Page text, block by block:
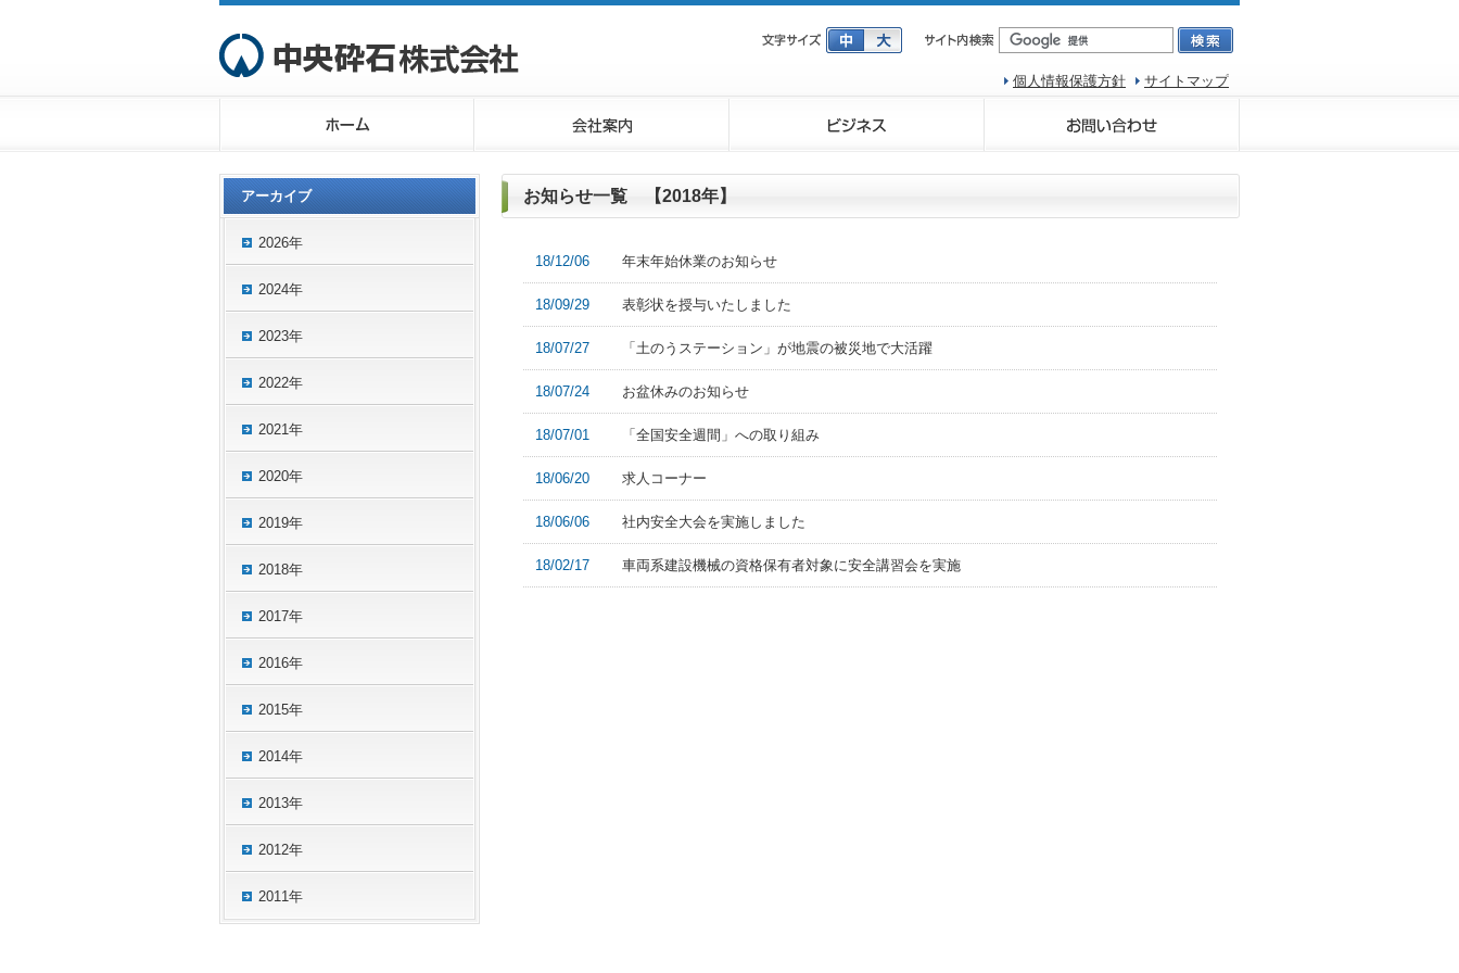
個人情報保護方針 サイトマップ
お知らせ一覧 【2018年】
18/12/06 年末年始休業のお知らせ
18/09/29 表彰状を授与いたしました
18/07/27 「土のうステーション」が地震の被災地で大活躍
18/07/24 お盆休みのお知らせ
18/07/01 「全国安全週間」への取り組み
18/06/20 求人コーナー
18/06/06 社内安全大会を実施しました
18/02/17 車両系建設機械の資格保有者対象に安全講習会を実施
アーカイブ
2026年
2024年
2023年
2022年
2021年
2020年
2019年
2018年
2017年
2016年
2015年
2014年
2013年
2012年
2011年